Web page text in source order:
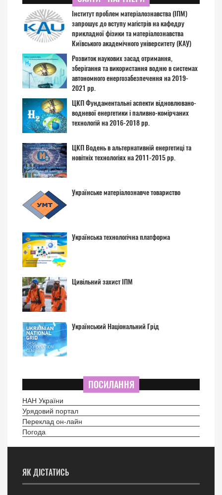
Інститут проблем матеріалознавства (ІПМ)
запрошує до вступу магістрів на кафедру
прикладної фізики та матеріалознавства
Київського академічного університету (КАУ)
Розвиток наукових засад отримання,
зберігання та використання водню в системах
автономного енергозабезпечення на 2019-
2021 рр.
ЦКП Фундаментальні аспекти відновлювано-
водневої енергетики і паливно-комірчаних
технологій на 2016-2018 рр.
ЦКП Водень в альтернативній енергетиці та
новітніх технологіях на 2011-2015 рр.
Українське матеріалознавче товариство
Українська технологічна платформа
Цивільний захист ІПМ
Український Національний Грід
ПОСИЛАННЯ
НАН України
Урядовий портал
Переклад он-лайн
Погода
ЯК ДІСТАТИСЬ